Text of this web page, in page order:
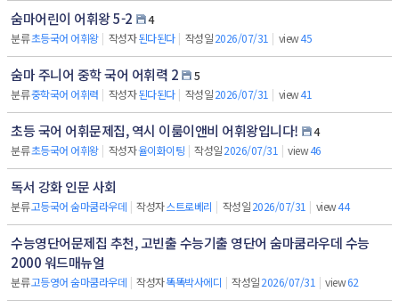
숨마어린이 어휘왕 5-2
4
분류초등국어 어휘왕 | 작성자된다된다 | 작성일2026/07/31 | view45
숨마 주니어 중학 국어 어휘력 2
5
분류중학국어 어휘력 | 작성자된다된다 | 작성일2026/07/31 | view41
초등 국어 어휘문제집, 역시 이룸이앤비 어휘왕입니다!
4
분류초등국어 어휘왕 | 작성자율이화이팅 | 작성일2026/07/31 | view46
독서 강화 인문 사회
분류고등국어 숨마쿰라우데 | 작성자스트로베리 | 작성일2026/07/31 | view44
수능영단어문제집 추천, 고빈출 수능기출 영단어 숨마쿰라우데 수능
2000 워드매뉴얼
분류고등영어 숨마쿰라우데 | 작성자똑똑박사에디 | 작성일2026/07/31 | view62